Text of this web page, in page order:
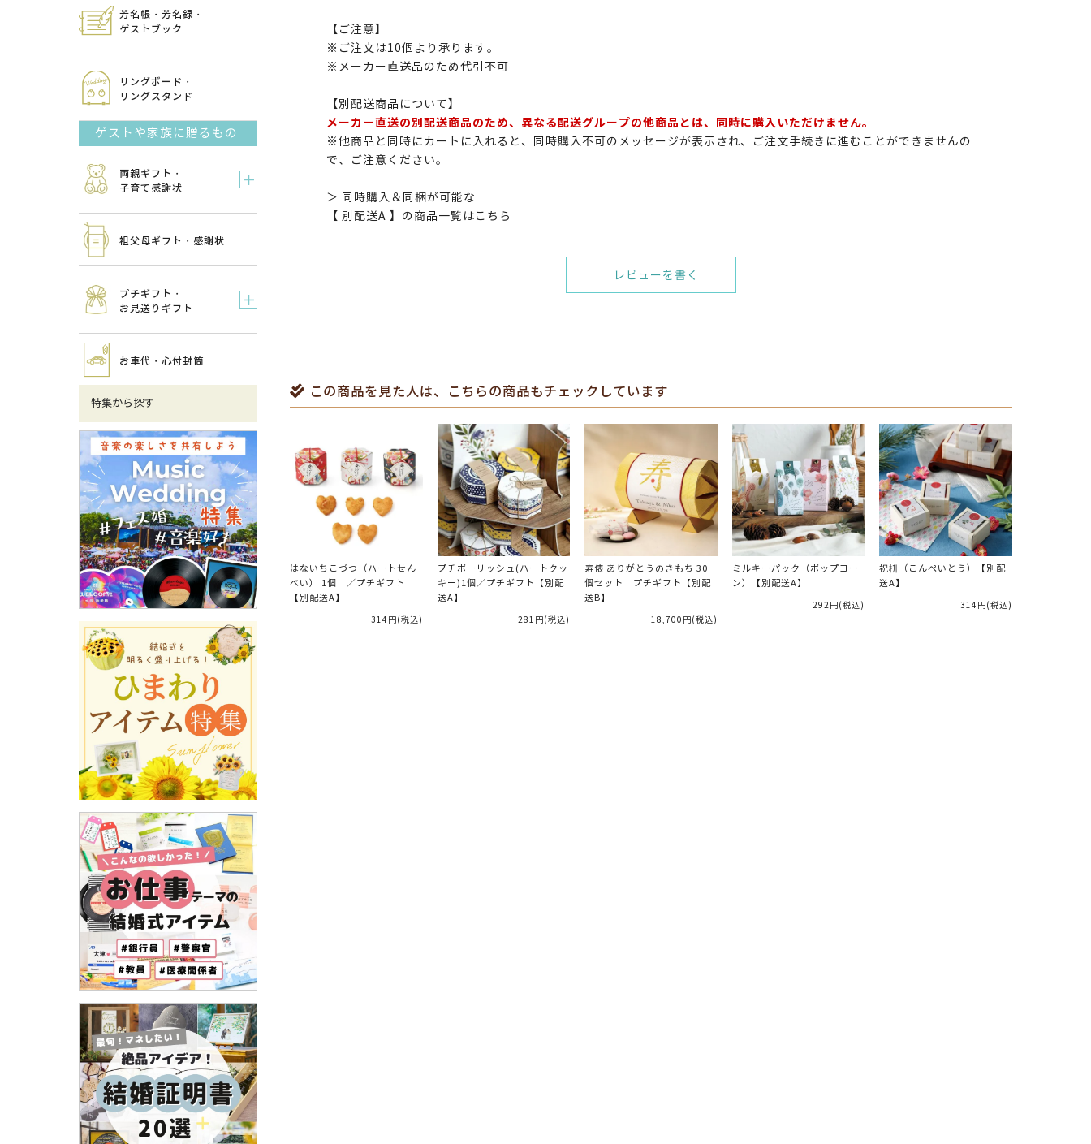
芳名帳・芳名録・
ゲストブック
リングボード・
リングスタンド
ゲストや家族に贈るもの
両親ギフト・
子育て感謝状
祖父母ギフト・感謝状
プチギフト・
お見送りギフト
お車代・心付封筒
特集から探す
【ご注意】
※ご注文は10個より承ります。
※メーカー直送品のため代引不可
【別配送商品について】
メーカー直送の別配送商品のため、異なる配送グループの他商品とは、同時に購入いただけません。
※他商品と同時にカートに入れると、同時購入不可のメッセージが表示され、ご注文手続きに進むことができませんの
で、ご注意ください。
＞ 同時購入＆同梱が可能な
【 別配送A 】の商品一覧はこちら
レビューを書く
この商品を見た人は、こちらの商品もチェックしています
はないちこづつ（ハートせん
べい） 1個 ／プチギフト
【別配送A】
314円(税込)
プチポーリッシュ(ハートクッ
キー)1個／プチギフト【別配
送A】
281円(税込)
寿俵 ありがとうのきもち 30
個セット プチギフト【別配
送B】
18,700円(税込)
ミルキーパック（ポップコー
ン）【別配送A】
292円(税込)
祝枡（こんぺいとう）【別配
送A】
314円(税込)